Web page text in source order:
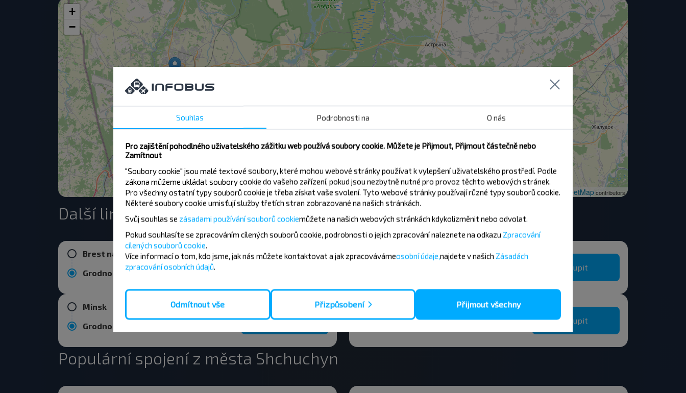
+
−
| ©OpenStreetMapcontributors
Další linky do Grodno
Brest nad Bugem
Grodno
Minsk
Grodno
Koupit
Vawkavysk
Koupit
Koupit
Populární spojení z města Shchuchyn
Souhlas Podrobnosti na O nás
Pro zajištění pohodlného uživatelského zážitku web používá soubory cookie. Můžete je Přijmout, Přijmout částečně nebo
Zamítnout
"Soubory cookie" jsou malé textové soubory, které mohou webové stránky používat k vylepšení uživatelského prostředí. Podle
zákona můžeme ukládat soubory cookie do vašeho zařízení, pokud jsou nezbytně nutné pro provoz těchto webových stránek.
Pro všechny ostatní typy souborů cookie je třeba získat vaše svolení. Tyto webové stránky používají různé typy souborů cookie.
Některé soubory cookie umisťují služby třetích stran zobrazované na našich stránkách.
Svůj souhlas se zásadami používání souborů cookiemůžete na našich webových stránkách kdykolizměnit nebo odvolat.
Pokud souhlasíte se zpracováním cílených souborů cookie, podrobnosti o jejich zpracování naleznete na odkazu Zpracování
cílených souborů cookie.
Více informací o tom, kdo jsme, jak nás můžete kontaktovat a jak zpracovávámeosobní údaje,najdete v našich Zásadách
zpracování osobních údajů.
Odmítnout vše Přizpůsobení Přijmout všechny